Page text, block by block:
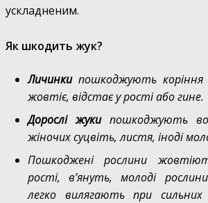
ускладненим.
Як шкодить жук?
Личинкипошкоджують коріння
жовтіє, відстає у рості або гине.
Дорослі жукипошкоджують
жіночих суцвіть, листя, іноді
Пошкоджені рослини
рості, в’януть, молоді
легко вилягають при